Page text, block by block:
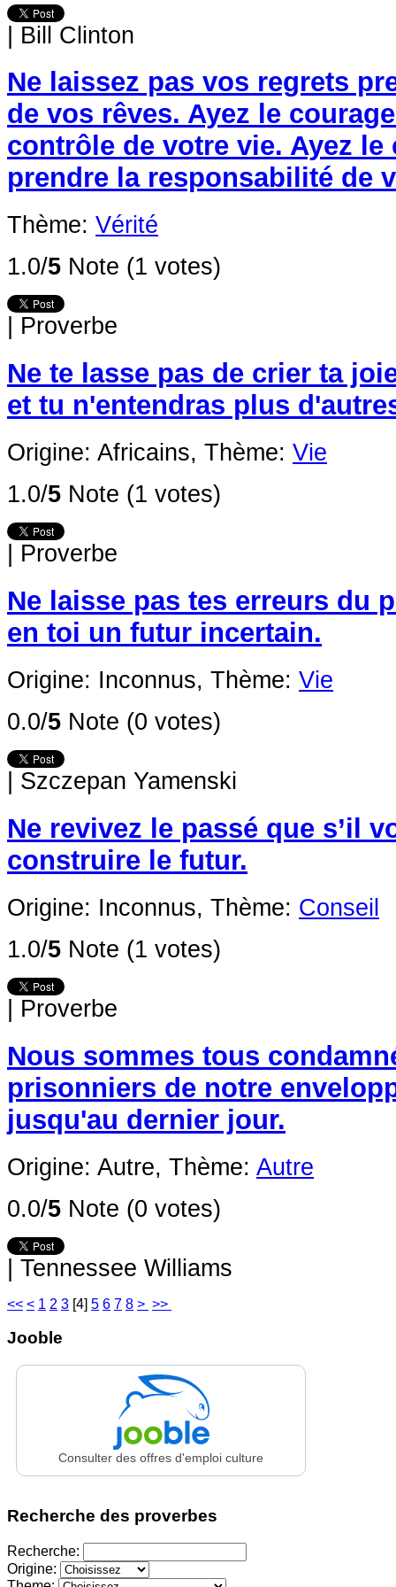
Bill Clinton
Ne laissez pas vos regrets
de vos rêves. Ayez le
contrôle de votre vie. Ayez le
prendre la responsabilité de
Thème: Vérité
1.0/5 Note (1 votes)
Proverbe
Ne te lasse pas de crier ta
et tu n'entendras plus
Origine: Africains, Thème: Vie
1.0/5 Note (1 votes)
Proverbe
Ne laisse pas tes erreurs du
en toi un futur incertain.
Origine: Inconnus, Thème: Vie
0.0/5 Note (0 votes)
Szczepan Yamenski
Ne revivez le passé que s’il
construire le futur.
Origine: Inconnus, Thème: Conseil
1.0/5 Note (1 votes)
Proverbe
Nous sommes tous
prisonniers de notre
jusqu'au dernier jour.
Origine: Autre, Thème: Autre
0.0/5 Note (0 votes)
Tennessee Williams
<< < 1 2 3 [4] 5 6 7 8 > >>
Jooble
Consulter des offres d'emploi culture
Recherche des proverbes
Recherche:
Origine: